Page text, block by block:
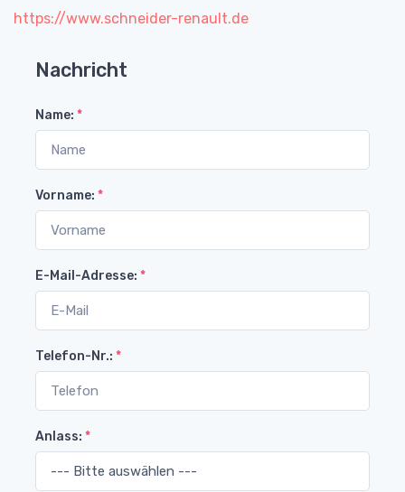
https://www.schneider-renault.de
Nachricht
Name: *
Vorname: *
E-Mail-Adresse: *
Telefon-Nr.: *
Anlass: *